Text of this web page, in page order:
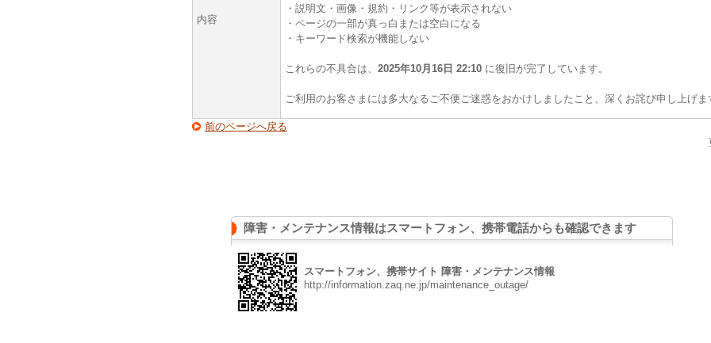
内容
・説明文・画像・規約・リンク等が表示されない
・ページの一部が真っ白または空白になる
・キーワード検索が機能しない
これらの不具合は、 2025年10月16日 22:10 に復旧が完了しています。
ご利用のお客さまには多大なるご不便ご迷惑をおかけしましたこと、深くお詫び申し上げま
前のページへ戻る
障害・メンテナンス情報はスマートフォン、携帯電話からも確認できます
スマートフォン、携帯サイト 障害・メンテナンス情報
http://information.zaq.ne.jp/maintenance_outage/